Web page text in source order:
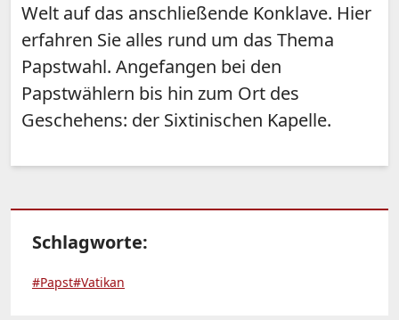
Welt auf das anschließende Konklave. Hier
erfahren Sie alles rund um das Thema
Papstwahl. Angefangen bei den
Papstwählern bis hin zum Ort des
Geschehens: der Sixtinischen Kapelle.
Schlagworte:
#Papst#Vatikan